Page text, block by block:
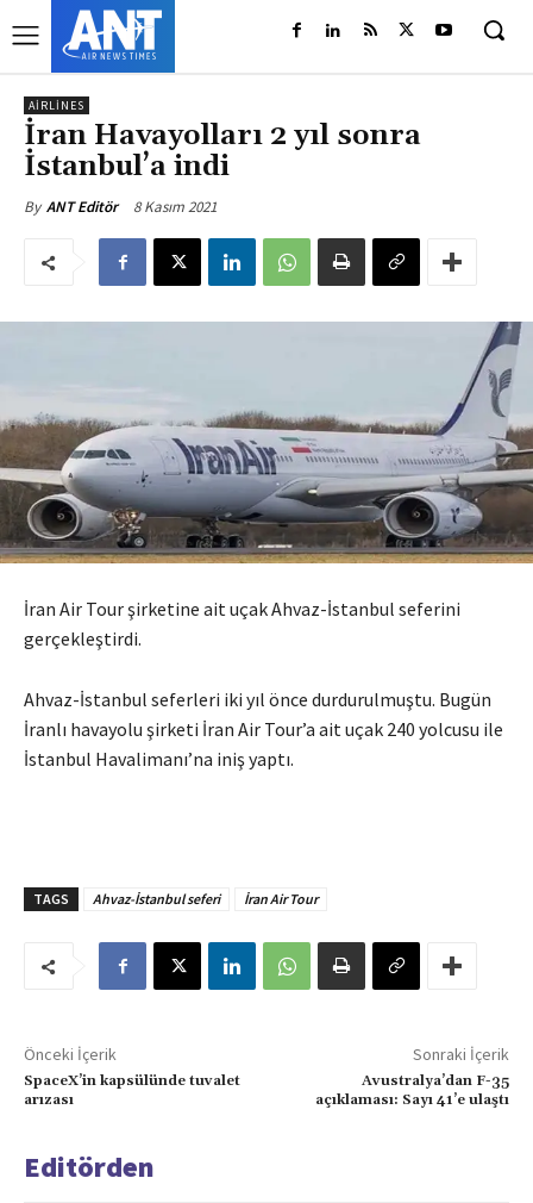
AIRLINES
İran Havayolları 2 yıl sonra
İstanbul’a indi
By ANT Editör 8 Kasım 2021
İran Air Tour şirketine ait uçak Ahvaz-İstanbul seferini
gerçekleştirdi.
Ahvaz-İstanbul seferleri iki yıl önce durdurulmuştu. Bugün
İranlı havayolu şirketi İran Air Tour’a ait uçak 240 yolcusu ile
İstanbul Havalimanı’na iniş yaptı.
TAGS Ahvaz-İstanbul seferi İran Air Tour
Önceki İçerik
SpaceX’in kapsülünde tuvalet
arızası
Sonraki İçerik
Avustralya’dan F-35
açıklaması: Sayı 41’e ulaştı
Editörden